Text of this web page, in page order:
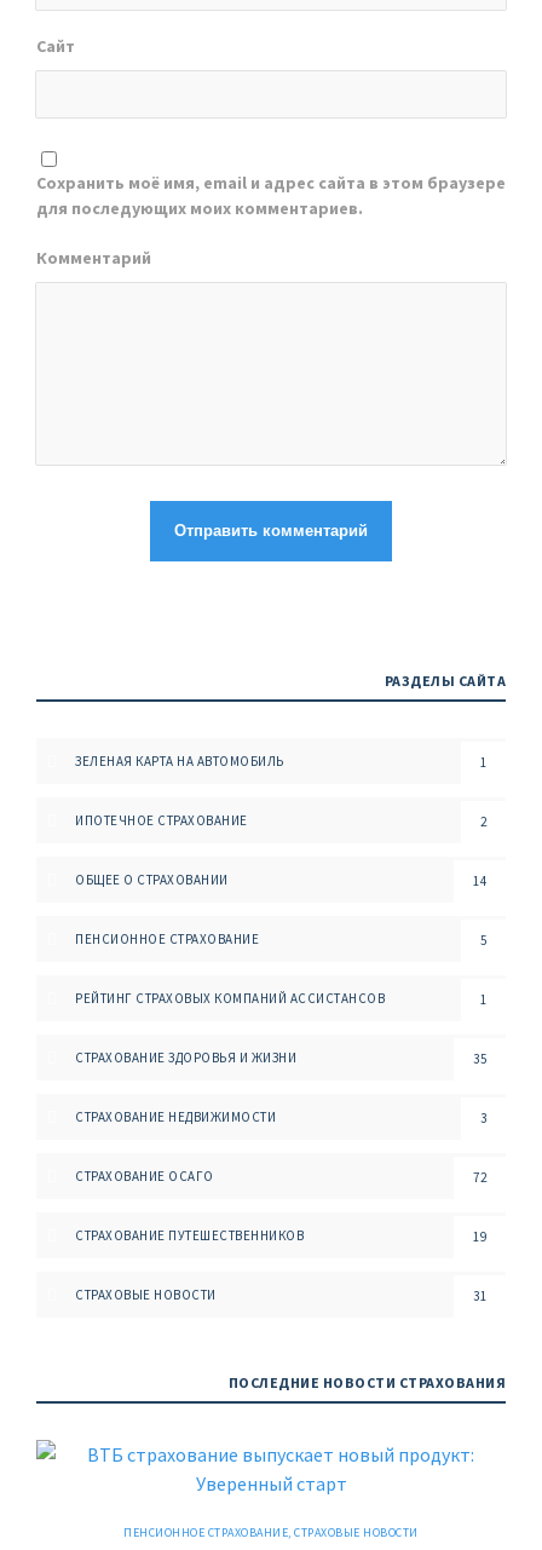
Сайт
Сохранить моё имя, email и адрес сайта в этом браузере
для последующих моих комментариев.
Комментарий
РАЗДЕЛЫ САЙТА
ЗЕЛЕНАЯ КАРТА НА АВТОМОБИЛЬ 1
ИПОТЕЧНОЕ СТРАХОВАНИЕ 2
ОБЩЕЕ О СТРАХОВАНИИ 14
ПЕНСИОННОЕ СТРАХОВАНИЕ 5
РЕЙТИНГ СТРАХОВЫХ КОМПАНИЙ АССИСТАНСОВ 1
СТРАХОВАНИЕ ЗДОРОВЬЯ И ЖИЗНИ 35
СТРАХОВАНИЕ НЕДВИЖИМОСТИ 3
СТРАХОВАНИЕ ОСАГО 72
СТРАХОВАНИЕ ПУТЕШЕСТВЕННИКОВ 19
СТРАХОВЫЕ НОВОСТИ 31
ПОСЛЕДНИЕ НОВОСТИ СТРАХОВАНИЯ
ПЕНСИОННОЕ СТРАХОВАНИЕ,СТРАХОВЫЕ НОВОСТИ